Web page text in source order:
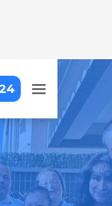
EN
-
profesional
que puedas